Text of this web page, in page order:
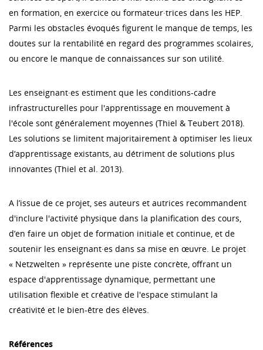
en formation, en exercice ou formateur·trices dans les HEP.
Parmi les obstacles évoqués figurent le manque de temps, les
doutes sur la rentabilité en regard des programmes scolaires,
ou encore le manque de connaissances sur son utilité.
Les enseignant·es estiment que les conditions-cadre
infrastructurelles pour l'apprentissage en mouvement à
l'école sont généralement moyennes (Thiel & Teubert 2018).
Les solutions se limitent majoritairement à optimiser les lieux
d‘apprentissage existants, au détriment de solutions plus
innovantes (Thiel et al. 2013).
A l’issue de ce projet, ses auteurs et autrices recommandent
d'inclure l'activité physique dans la planification des cours,
d’en faire un objet de formation initiale et continue, et de
soutenir les enseignant·es dans sa mise en œuvre. Le projet
« Netzwelten » représente une piste concrète, offrant un
espace d'apprentissage dynamique, permettant une
utilisation flexible et créative de l'espace stimulant la
créativité et le bien-être des élèves.
Références